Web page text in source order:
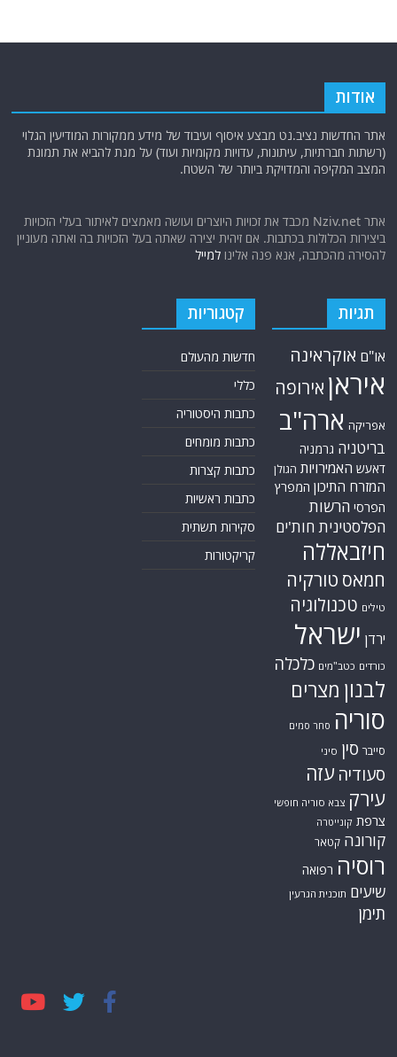
אודות
אתר החדשות נציב.נט מבצע איסוף ועיבוד של מידע ממקורות המודיעין הגלוי
(רשתות חברתיות, עיתונות, עדויות מקומיות ועוד) על מנת להביא את תמונת
המצב המקיפה והמדויקת ביותר של השטח.
אתר Nziv.net מכבד את זכויות היוצרים ועושה מאמצים לאיתור בעלי הזכויות
ביצירות הכלולות בכתבות. אם זיהית יצירה שאתה בעל הזכויות בה ואתה מעוניין
להסירה מהכתבה, אנא פנה אלינולמייל
תגיות
או"ם אוקראינה
איראן אירופה
אפריקה ארה"ב
בריטניה גרמניה
דאעש האמירויות הגולן
המזרח התיכון המפרץ
הפרסי הרשות
הפלסטינית חות'ים
חיזבאללה
חמאס טורקיה
טילים טכנולוגיה
ירדן ישראל
כורדים כטב"מים כלכלה
לבנון מצרים
סוריה סחר סמים
סייבר סין סיני
סעודיה עזה
עירק צבא סוריה חופשי
צרפת קונייטרה
קורונה קטאר
רוסיה רפואה
שיעים תוכנית הגרעין
תימן
קטגוריות
חדשות מהעולם
כללי
כתבות היסטוריה
כתבות מומחים
כתבות קצרות
כתבות ראשיות
סקירות תשתית
קריקטורות